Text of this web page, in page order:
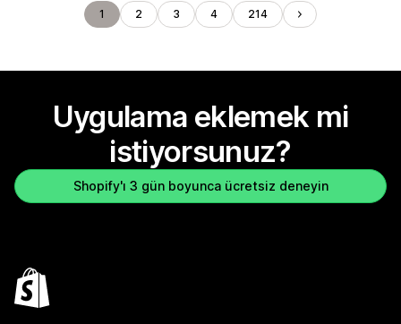
1 2 3 4 214
Uygulama eklemek mi
istiyorsunuz?
Shopify'ı 3 gün boyunca ücretsiz deneyin